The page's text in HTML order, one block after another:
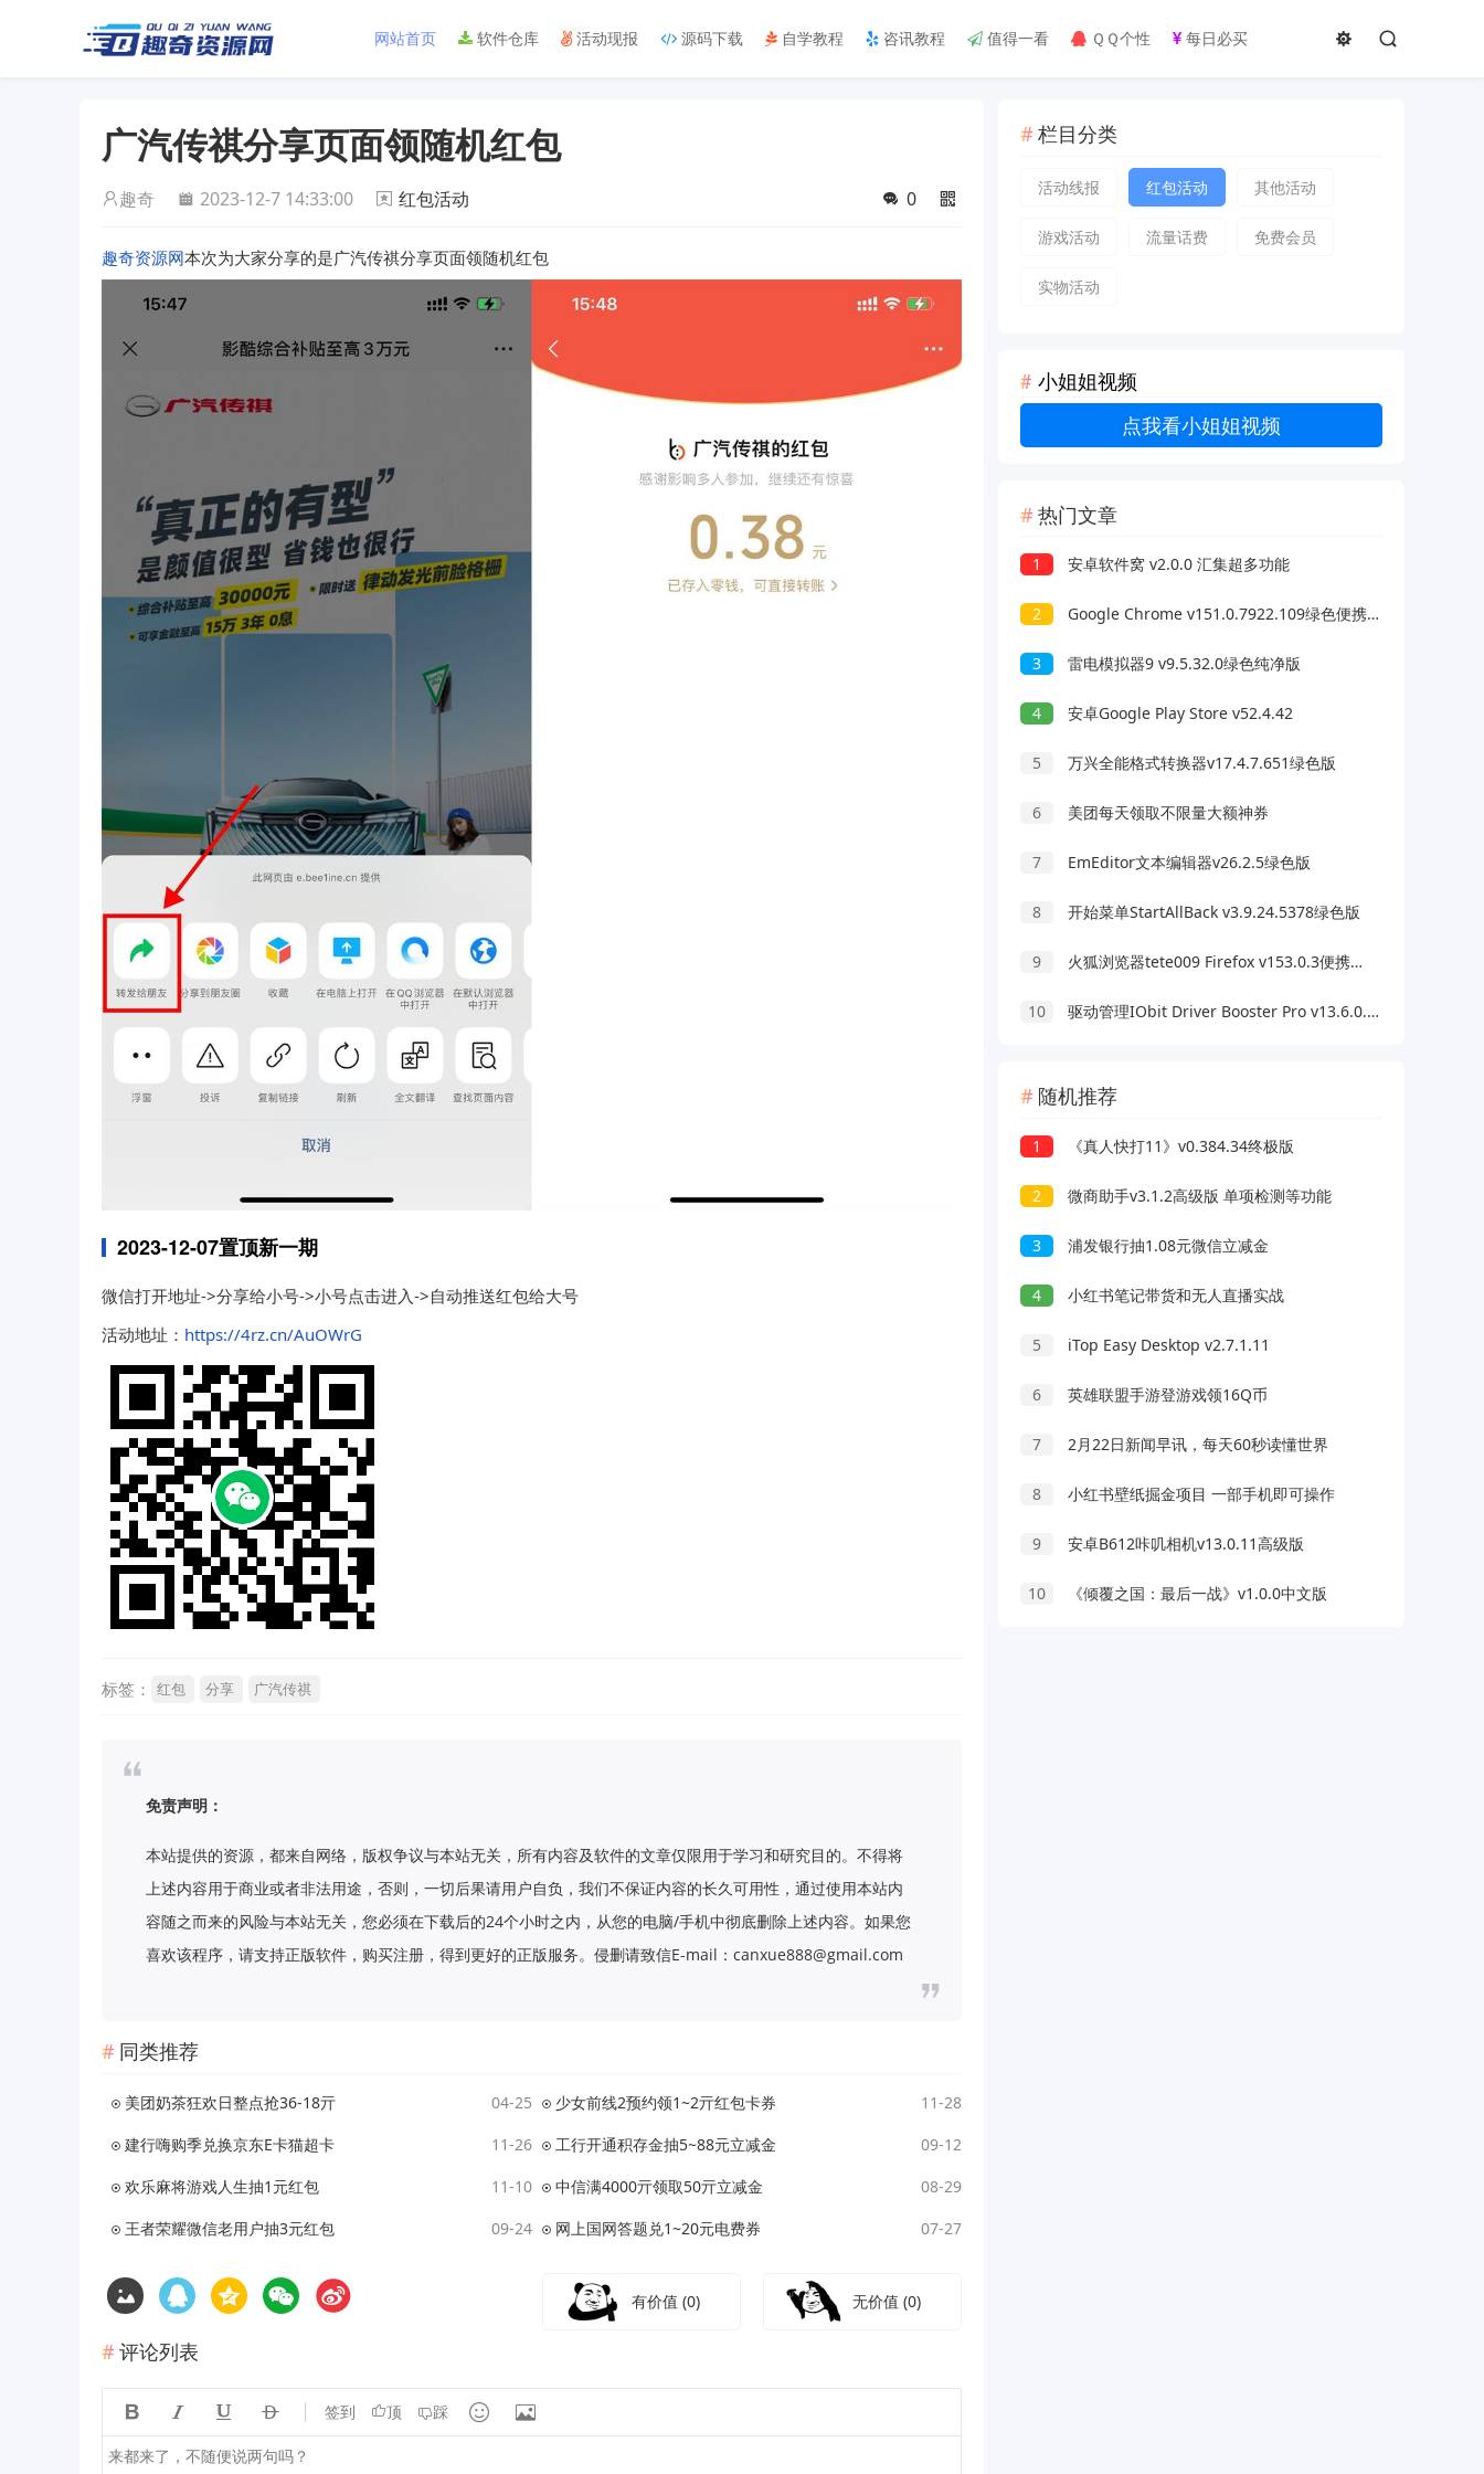
网站首页 软件仓库 活动现报 源码下载 自学教程 咨讯教程 值得一看 ＱＱ个性 每日必买
广汽传祺分享页面领随机红包
趣奇 2023-12-7 14:33:00 红包活动 0
趣奇资源网本次为大家分享的是广汽传祺分享页面领随机红包
2023-12-07置顶新一期
微信打开地址->分享给小号->小号点击进入->自动推送红包给大号
活动地址： https://4rz.cn/AuOWrG
标签： 红包 分享 广汽传祺
免责声明：
本站提供的资源，都来自网络，版权争议与本站无关，所有内容及软件的文章仅限用于学习和研究目的。不得将
上述内容用于商业或者非法用途，否则，一切后果请用户自负，我们不保证内容的长久可用性，通过使用本站内
容随之而来的风险与本站无关，您必须在下载后的24个小时之内，从您的电脑/手机中彻底删除上述内容。如果您
喜欢该程序，请支持正版软件，购买注册，得到更好的正版服务。侵删请致信E-mail：canxue888@gmail.com
同类推荐
美团奶茶狂欢日整点抢36-18亓 04-25 少女前线2预约领1~2亓红包卡券
11-28
建行嗨购季兑换京东E卡猫超卡
11-26 工行开通积存金抽5~88元立减金
09-12
欢乐麻将游戏人生抽1元红包
11-10 中信满4000亓领取50亓立减金
08-29
王者荣耀微信老用户抽3元红包
09-24 网上国网答题兑1~20元电费券 07-27
有价值(0) 无价值(0)
评论列表
    签到 顶 踩  
栏目分类
活动线报 红包活动 其他活动
游戏活动 流量话费 免费会员
实物活动
小姐姐视频
点我看小姐姐视频
热门文章
1 安卓软件窝 v2.0.0 汇集超多功能
2 Google Chrome v151.0.7922.109绿色便携版
3 雷电模拟器9 v9.5.32.0绿色纯净版
4 安卓Google Play Store v52.4.42
5 万兴全能格式转换器v17.4.7.651绿色版
6 美团每天领取不限量大额神券
7 EmEditor文本编辑器v26.2.5绿色版
8 开始菜单StartAllBack v3.9.24.5378绿色版
9 火狐浏览器tete009 Firefox v153.0.3便携版
10 驱动管理IObit Driver Booster Pro v13.6.0.438便携版
随机推荐
1 《真人快打11》v0.384.34终极版
2 微商助手v3.1.2高级版 单项检测等功能
3 浦发银行抽1.08元微信立减金
4 小红书笔记带货和无人直播实战
5 iTop Easy Desktop v2.7.1.11
6 英雄联盟手游登游戏领16Q币
7 2月22日新闻早讯，每天60秒读懂世界
8 小红书壁纸掘金项目 一部手机即可操作
9 安卓B612咔叽相机v13.0.11高级版
10 《倾覆之国：最后一战》v1.0.0中文版